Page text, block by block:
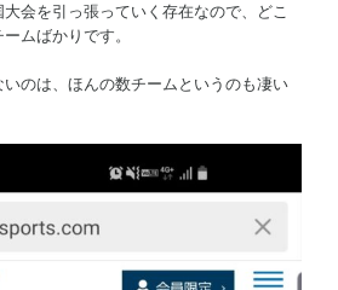
会を引っ張っていく存在なので、どこ
ムばかりです。
のは、ほんの数チームというのも凄い